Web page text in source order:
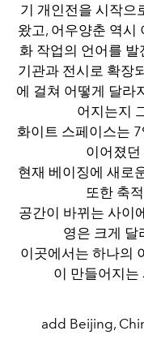
기 개인전을 시작으
왔고, 어우양춘 역시
화 작업의 언어를
기관과 전시로 확장
에 걸쳐 어떻게 달라
어지는지
화이트 스페이스는
이어졌
현재 베이징에 새로
또한 축
공간이 바뀌는 사이
영은 크게 달
이곳에서는 하나의
이 만들어지는
add Beijing,